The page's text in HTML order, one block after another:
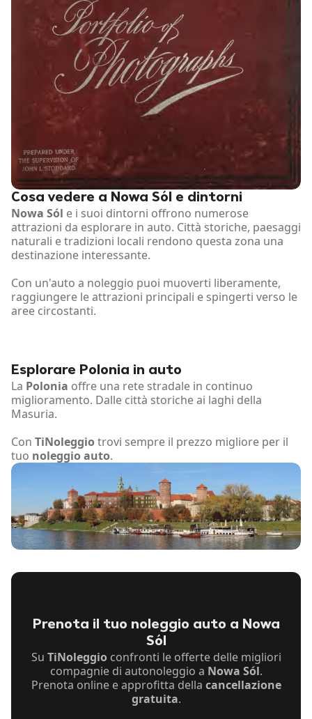
Cosa vedere a Nowa Sól e dintorni
Nowa Sól e i suoi dintorni offrono numerose
attrazioni da esplorare in auto. Città storiche, paesaggi
naturali e tradizioni locali rendono questa zona una
destinazione interessante.
Con un'auto a noleggio puoi muoverti liberamente,
raggiungere le attrazioni principali e spingerti verso le
aree circostanti.
Esplorare Polonia in auto
La Polonia offre una rete stradale in continuo
miglioramento. Dalle città storiche ai laghi della
Masuria.
Con TiNoleggiotrovi sempre il prezzo migliore per il
tuo noleggio auto.
Prenota il tuo noleggio auto a Nowa
Sól
Su TiNoleggioconfronti le offerte delle migliori
compagnie di autonoleggio a Nowa Sól.
Prenota online e approfitta della cancellazione
gratuita.